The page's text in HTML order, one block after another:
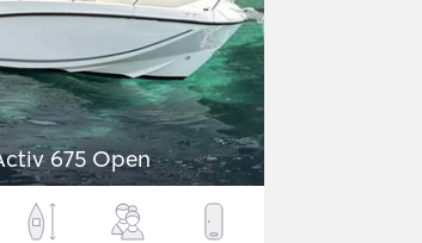
675 Open